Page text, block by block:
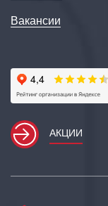
Вакансии
АКЦИИ